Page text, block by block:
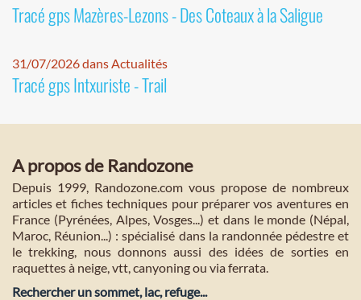
Tracé gps Mazères-Lezons - Des Coteaux à la Saligue
31/07/2026 dans Actualités
Tracé gps Intxuriste - Trail
A propos de Randozone
Depuis 1999, Randozone.com vous propose de nombreux
articles et fiches techniques pour préparer vos aventures en
France (Pyrénées, Alpes, Vosges...) et dans le monde (Népal,
Maroc, Réunion...) : spécialisé dans la randonnée pédestre et
le trekking, nous donnons aussi des idées de sorties en
raquettes à neige, vtt, canyoning ou via ferrata.
Rechercher un sommet, lac, refuge...